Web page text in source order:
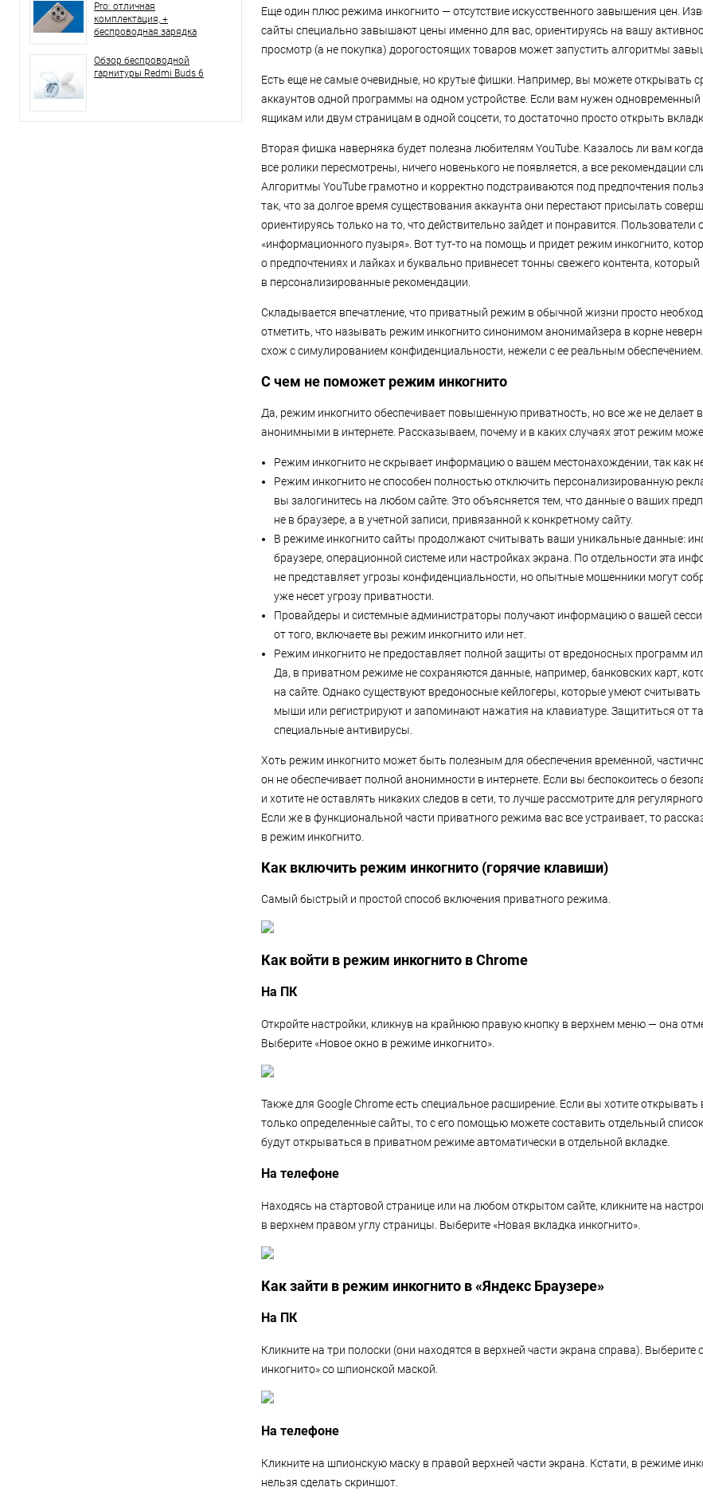
Pro: отличная
комплектация, +
беспроводная зарядка
Обзор беспроводной
гарнитуры Redmi Buds 6
Еще один плюс режима инкогнито — отсутствие искусственного завышения цен.
сайты специально завышают цены именно для вас, ориентируясь на вашу
просмотр (а не покупка) дорогостоящих товаров может запустить алгоритмы
Есть еще не самые очевидные, но крутые фишки. Например, вы можете открывать
аккаунтов одной программы на одном устройстве. Если вам нужен
ящикам или двум страницам в одной соцсети, то достаточно просто открыть
Вторая фишка наверняка будет полезна любителям YouTube. Казалось ли вам
все ролики пересмотрены, ничего новенького не появляется, а все рекомендации
Алгоритмы YouTube грамотно и корректно подстраиваются под предпочтения
так, что за долгое время существования аккаунта они перестают присылать
ориентируясь только на то, что действительно зайдет и понравится.
«информационного пузыря». Вот тут-то на помощь и придет режим инкогнито,
о предпочтениях и лайках и буквально привнесет тонны свежего контента,
в персонализированные рекомендации.
Складывается впечатление, что приватный режим в обычной жизни просто
отметить, что называть режим инкогнито синонимом анонимайзера в корне
схож с симулированием конфиденциальности, нежели с ее реальным обеспечением.
С чем не поможет режим инкогнито
Да, режим инкогнито обеспечивает повышенную приватность, но все же не делает
анонимными в интернете. Рассказываем, почему и в каких случаях этот режим
Режим инкогнито не скрывает информацию о вашем местонахождении, так как
Режим инкогнито не способен полностью отключить персонализированную
вы залогинитесь на любом сайте. Это объясняется тем, что данные о ваших
не в браузере, а в учетной записи, привязанной к конкретному сайту.
В режиме инкогнито сайты продолжают считывать ваши уникальные данные:
браузере, операционной системе или настройках экрана. По отдельности эта
не представляет угрозы конфиденциальности, но опытные мошенники могут
уже несет угрозу приватности.
Провайдеры и системные администраторы получают информацию о вашей
от того, включаете вы режим инкогнито или нет.
Режим инкогнито не предоставляет полной защиты от вредоносных программ
Да, в приватном режиме не сохраняются данные, например, банковских карт,
на сайте. Однако существуют вредоносные кейлогеры, которые умеют
мыши или регистрируют и запоминают нажатия на клавиатуре. Защититься от
специальные антивирусы.
Хоть режим инкогнито может быть полезным для обеспечения временной,
он не обеспечивает полной анонимности в интернете. Если вы беспокоитесь о
и хотите не оставлять никаких следов в сети, то лучше рассмотрите для
Если же в функциональной части приватного режима вас все устраивает, то
в режим инкогнито.
Как включить режим инкогнито (горячие клавиши)
Самый быстрый и простой способ включения приватного режима.
Как войти в режим инкогнито в Chrome
На ПК
Откройте настройки, кликнув на крайнюю правую кнопку в верхнем меню — она
Выберите «Новое окно в режиме инкогнито».
Также для Google Chrome есть специальное расширение. Если вы хотите
только определенные сайты, то с его помощью можете составить отдельный
будут открываться в приватном режиме автоматически в отдельной вкладке.
На телефоне
Находясь на стартовой странице или на любом открытом сайте, кликните на
в верхнем правом углу страницы. Выберите «Новая вкладка инкогнито».
Как зайти в режим инкогнито в «Яндекс Браузере»
На ПК
Кликните на три полоски (они находятся в верхней части экрана справа). Выберите
инкогнито» со шпионской маской.
На телефоне
Кликните на шпионскую маску в правой верхней части экрана. Кстати, в режиме
нельзя сделать скриншот.